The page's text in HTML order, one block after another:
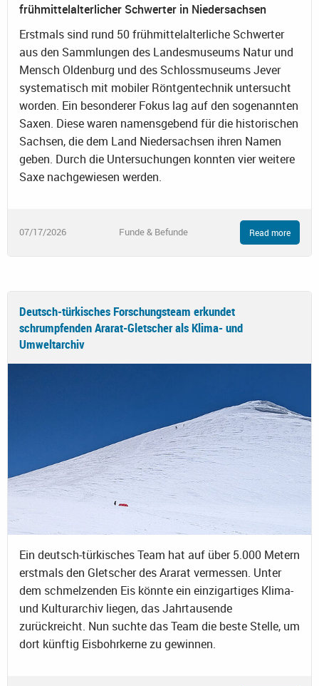
frühmittelalterlicher Schwerter in Niedersachsen
Erstmals sind rund 50 frühmittelalterliche Schwerter
aus den Sammlungen des Landesmuseums Natur und
Mensch Oldenburg und des Schlossmuseums Jever
systematisch mit mobiler Röntgentechnik untersucht
worden. Ein besonderer Fokus lag auf den sogenannten
Saxen. Diese waren namensgebend für die historischen
Sachsen, die dem Land Niedersachsen ihren Namen
geben. Durch die Untersuchungen konnten vier weitere
Saxe nachgewiesen werden.
07/17/2026 Funde & Befunde Read more
Deutsch-türkisches Forschungsteam erkundet
schrumpfenden Ararat-Gletscher als Klima- und
Umweltarchiv
Ein deutsch-türkisches Team hat auf über 5.000 Metern
erstmals den Gletscher des Ararat vermessen. Unter
dem schmelzenden Eis könnte ein einzigartiges Klima-
und Kulturarchiv liegen, das Jahrtausende
zurückreicht. Nun suchte das Team die beste Stelle, um
dort künftig Eisbohrkerne zu gewinnen.